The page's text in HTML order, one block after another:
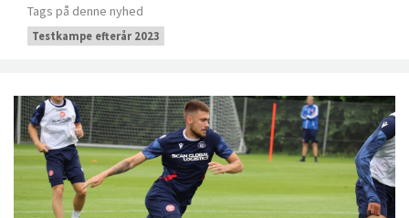
Tags på denne nyhed
Testkampe efterår 2023